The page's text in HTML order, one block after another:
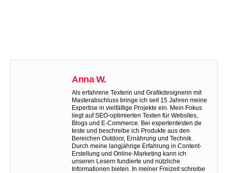
Anna W.
Als erfahrene Texterin und Grafikdesignerin mit
Masterabschluss bringe ich seit 15 Jahren meine
Expertise in vielfältige Projekte ein. Mein Fokus
liegt auf SEO-optimierten Texten für Websites,
Blogs und E-Commerce. Bei expertentesten.de
teste und beschreibe ich Produkte aus den
Bereichen Outdoor, Ernährung und Technik.
Durch meine langjährige Erfahrung in Content-
Erstellung und Online-Marketing kann ich
unseren Lesern fundierte und nützliche
Informationen bieten. In meiner Freizeit schreibe